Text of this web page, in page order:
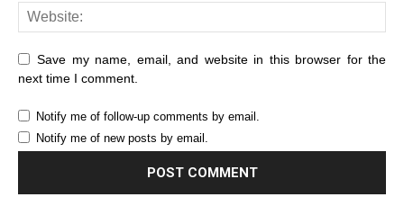
Save my name, email, and website in this browser for the
next time I comment.
Notify me of follow-up comments by email.
Notify me of new posts by email.